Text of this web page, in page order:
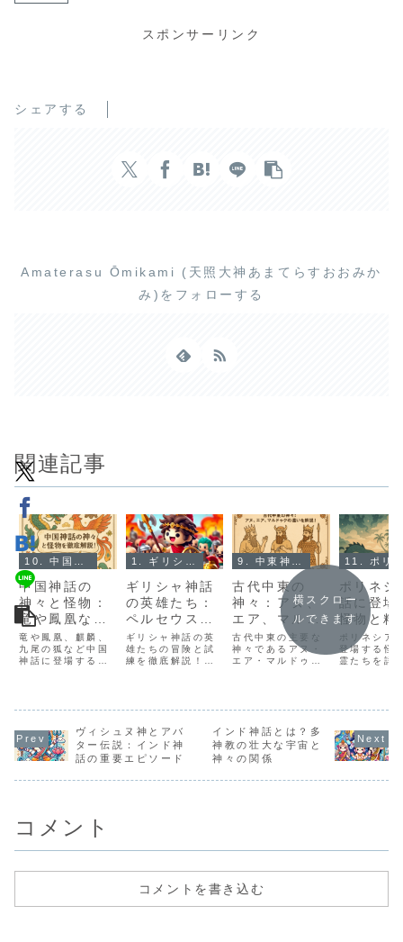
スポンサーリンク
シェアする
Amaterasu Ōmikami (天照大神あまてらすおおみか
み)をフォローする
関連記事
中国神話の
神々と怪物：
竜や鳳凰など
の伝説的存在
を紹介
竜や鳳凰、麒麟、
九尾の狐など中国
神話に登場する
れた意味や文化的
す。
ギリシャ神話
の英雄たち：
ペルセウスか
らヘラクレス
まで
ギリシャ神話の英
雄たちの冒険と試
練を徹底解説！ペ
物語とその文化的
古代中東の
神々：アヌ、
エア、マルド
ゥクの違いを
解説！
古代中東の主要な
神々であるアヌ・
エア・マルドゥク
説。神話と歴史の
ます。
ポリネシ
話に登場
怪物と精
ち：伝説
物たち
ポリネシア
登場する怪
霊たちを詳
景や教訓、
すく解説し
横スクロー
ルできます
ヴィシュヌ神とアバ
ター伝説：インド神
話の重要エピソード
インド神話とは？多
神教の壮大な宇宙と
神々の関係
コメント
コメントを書き込む